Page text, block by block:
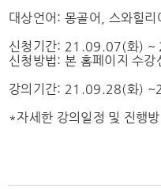
대상언어: 몽골어, 스와힐
신청기간: 21.09.07(화)
신청방법: 본 홈페이지 수
강의기간: 21.09.28(화)
*자세한 강의일정 및 진행